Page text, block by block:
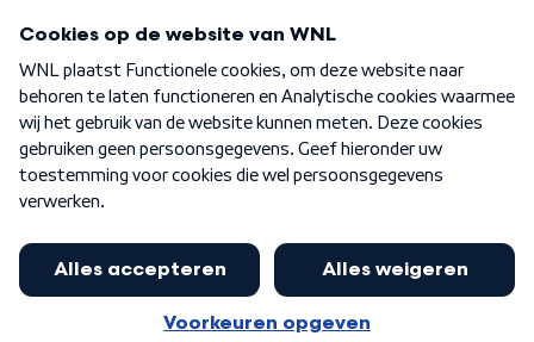
Nieuwsbrief
Word Lid